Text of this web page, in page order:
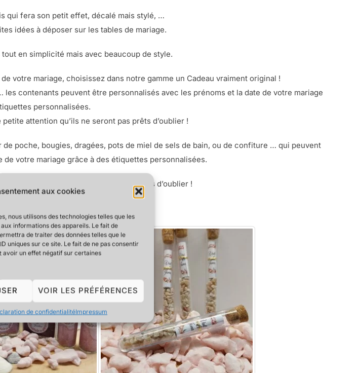
aux cookies
nous utilisons des technologies telles que les
informations des appareils. Le fait de
de traiter des données telles que le
uniques sur ce site. Le fait de ne pas consentir
avoir un effet négatif sur certaines
VOIR LES PRÉFÉRENCES
de confidentialitéImpressum
qui fera son petit effet, décalé mais stylé, …
idées à déposer sur les tables de mariage.
en simplicité mais avec beaucoup de style.
votre mariage, choisissez dans notre gamme un Cadeau vraiment original !
contenants peuvent être personnalisés avec les prénoms et la date de votre mariage
personnalisées.
attention qu’ils ne seront pas prêts d’oublier !
poche, bougies, dragées, pots de miel de sels de bain, ou de confiture … qui peuvent
votre mariage grâce à des étiquettes personnalisées.
un présent qu’ils ne seront pas prêts d’oublier !